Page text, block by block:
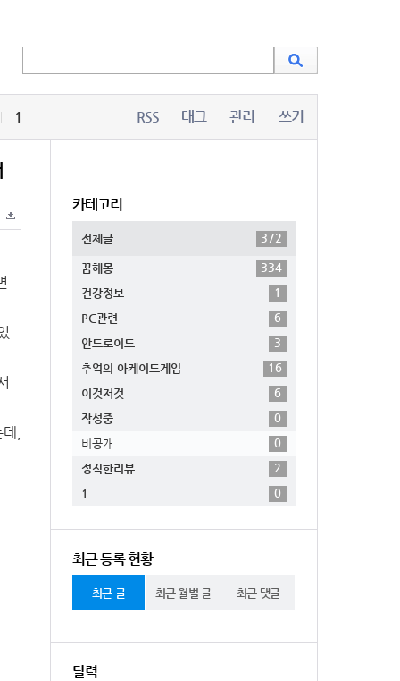
1 RSS 태그 관리 쓰기
,
카테고리
전체글 372
꿈해몽
334
건강정보
1
PC관련
6
안드로이드
3
추억의 아케이드게임
16
이것저것
6
작성중
0
비공개
0
정직한리뷰
2
1
0
최근 등록 현황
최근 글 최근 월별 글 최근 댓글
달력